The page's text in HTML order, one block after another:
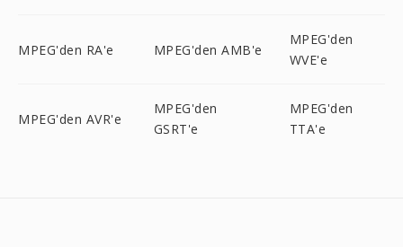
MPEG'den RA'e MPEG'den AMB'e
MPEG'den
WVE'e
MPEG'den AVR'e
MPEG'den
GSRT'e
MPEG'den
TTA'e